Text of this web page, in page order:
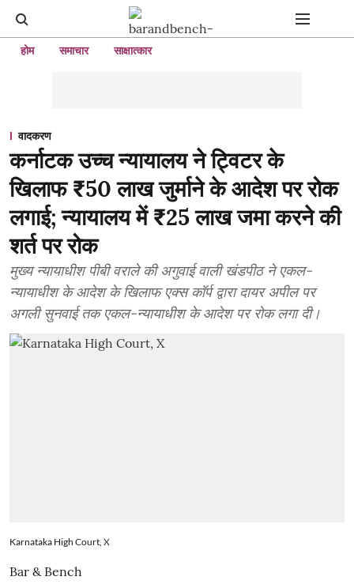
होम समाचार साक्षात्कार
वादकरण
कर्नाटक उच्च न्यायालय ने ट्विटर के
खिलाफ ₹50 लाख जुर्माने के आदेश पर रोक
लगाई; न्यायालय में ₹25 लाख जमा करने की
शर्त पर रोक
मुख्य न्यायाधीश पीबी वराले की अगुवाई वाली खंडपीठ ने एकल-
न्यायाधीश के आदेश के खिलाफ एक्स कॉर्प द्वारा दायर अपील पर
अगली सुनवाई तक एकल-न्यायाधीश के आदेश पर रोक लगा दी।
Karnataka High Court, X
Bar & Bench